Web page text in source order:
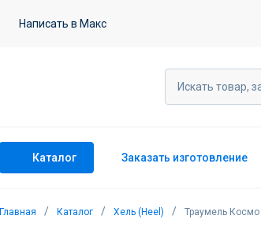
Написать в Макс
Каталог Заказать изготовление
Главная Каталог Хель (Heel) Траумель Космо